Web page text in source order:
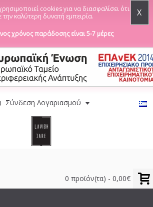
cookies για να διασφαλίσει ότι
την καλύτερη δυνατή εμπειρία.
X
χρόνος παράδοσης είναι 5-7 μέρες
Σύνδεση Λογαριασμού
0 προϊόν(τα) - 0,00€